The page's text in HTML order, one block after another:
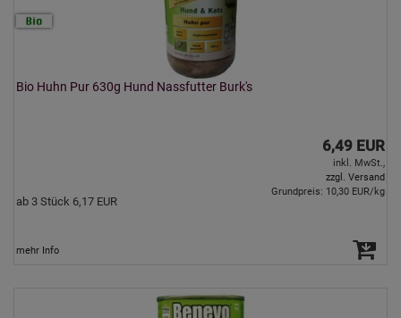
Bio Huhn Pur 630g Hund Nassfutter Burk's
6,49 EUR
inkl. MwSt.,
zzgl. Versand
ab 3 Stück 6,17 EUR
Grundpreis: 10,30 EUR/kg
mehr Info